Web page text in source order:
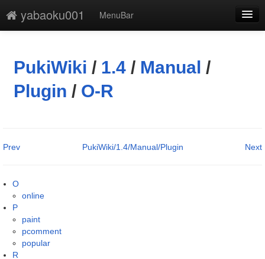
yabaoku001
MenuBar
添付
凍結解除
PukiWiki / 1.4 / Manual /
Plugin / O-R
Prev Next
PukiWiki/1.4/Manual/Plugin
O
online
P
paint
pcomment
popular
R